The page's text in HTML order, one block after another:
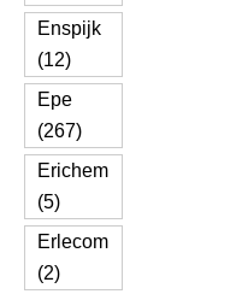
Enspijk
(12)
Epe
(267)
Erichem
(5)
Erlecom
(2)